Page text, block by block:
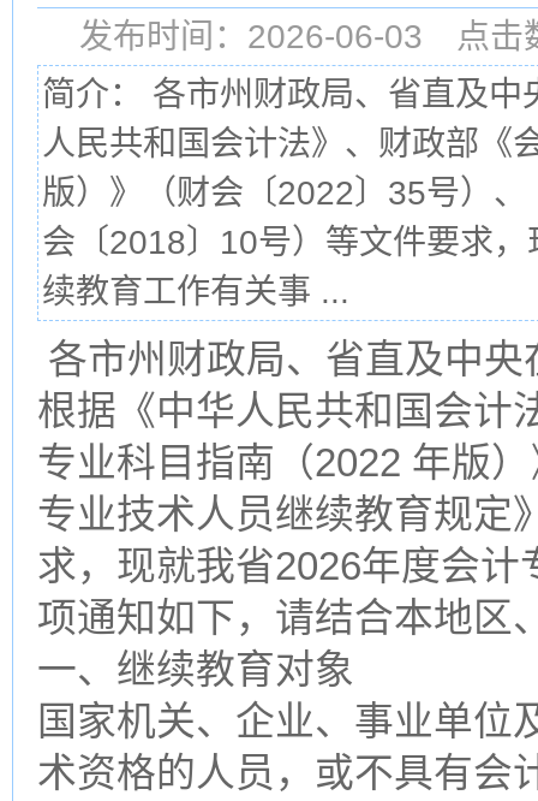
发布时间：2026-06-03 点
简介： 各市州财政局、省直及
人民共和国会计法》、财政部《
版）》（财会〔2022〕35号）
会〔2018〕10号）等文件要求
续教育工作有关事 ...
各市州财政局、省直及中
根据《中华人民共和国会计
专业科目指南（2022 年版
专业技术人员继续教育规定
求，现就我省2026年度会
项通知如下，请结合本地区
一、继续教育对象
国家机关、企业、事业单位
术资格的人员，或不具有会